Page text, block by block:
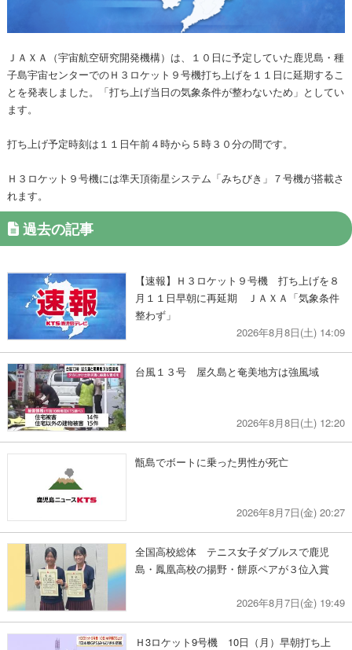
ＪＡＸＡ（宇宙航空研究開発機構）は、１０日に予定していた鹿児島・種
子島宇宙センターでのＨ３ロケット９号機打ち上げを１１日に延期するこ
とを発表しました。「打ち上げ当日の気象条件が整わないため」としてい
ます。
打ち上げ予定時刻は１１日午前４時から５時３０分の間です。
Ｈ３ロケット９号機には準天頂衛星システム「みちびき」７号機が搭載さ
れます。
過去の記事
【速報】Ｈ３ロケット９号機 打ち上げを８
月１１日早朝に再延期 ＪＡＸＡ「気象条件
整わず」
2026年8月8日(土) 14:09
台風１３号 屋久島と奄美地方は強風域
2026年8月8日(土) 12:20
甑島でボートに乗った男性が死亡
2026年8月7日(金) 20:27
全国高校総体 テニス女子ダブルスで鹿児
島・鳳凰高校の揚野・餅原ペアが３位入賞
2026年8月7日(金) 19:49
Ｈ3ロケット9号機 10日（月）早朝打ち上